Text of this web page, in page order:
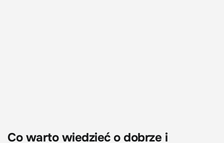
Co warto wiedzieć o dobrze i